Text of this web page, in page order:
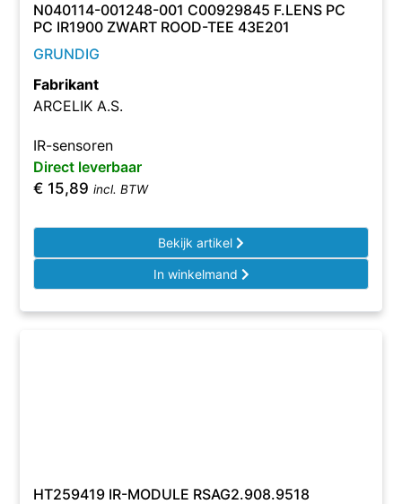
N040114-001248-001 C00929845 F.LENS PC
PC IR1900 ZWART ROOD-TEE 43E201
GRUNDIG
Fabrikant
ARCELIK A.S.
IR-sensoren
Direct leverbaar
€ 15,89 incl. BTW
Bekijk artikel
In winkelmand
HT259419 IR-MODULE RSAG2.908.9518